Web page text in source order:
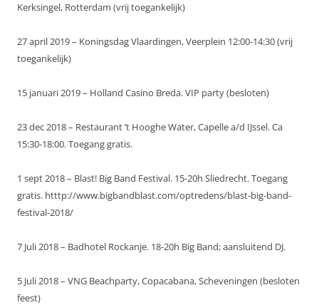
Kerksingel, Rotterdam (vrij toegankelijk)
27 april 2019 – Koningsdag Vlaardingen, Veerplein 12:00-14:30 (vrij
toegankelijk)
15 januari 2019 – Holland Casino Breda. VIP party (besloten)
23 dec 2018 – Restaurant ’t Hooghe Water, Capelle a/d IJssel. Ca
15:30-18:00. Toegang gratis.
1 sept 2018 – Blast! Big Band Festival. 15-20h Sliedrecht. Toegang
gratis. htttp://www.bigbandblast.com/optredens/blast-big-band-
festival-2018/
7 Juli 2018 – Badhotel Rockanje. 18-20h Big Band; aansluitend DJ.
5 Juli 2018 – VNG Beachparty, Copacabana, Scheveningen (besloten
feest)